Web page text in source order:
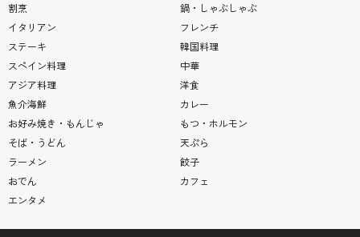
割烹
鍋・しゃぶしゃぶ
イタリアン
フレンチ
ステーキ
韓国料理
スペイン料理
中華
アジア料理
洋食
魚介海鮮
カレー
お好み焼き・もんじゃ
もつ・ホルモン
そば・うどん
天ぷら
ラーメン
餃子
おでん
カフェ
エンタメ